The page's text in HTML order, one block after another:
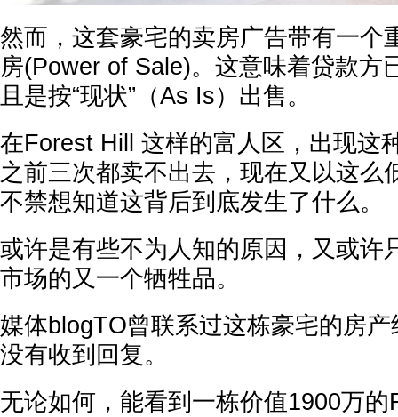
然而，这套豪宅的卖房广告带有一个
房(Power of Sale)。这意味着贷款方
且是按“现状”（As Is）出售。
在Forest Hill 这样的富人区，出现这
之前三次都卖不出去，现在又以这么
不禁想知道这背后到底发生了什么。
或许是有些不为人知的原因，又或许
市场的又一个牺牲品。
媒体blogTO曾联系过这栋豪宅的房
没有收到回复。
无论如何，能看到一栋价值1900万